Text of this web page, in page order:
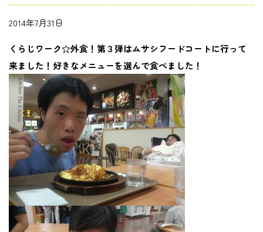
2014年7月31日
くらじワーク☆外食！第３弾はムサシフードコートに行って
来ました！好きなメニューを選んで食べました！